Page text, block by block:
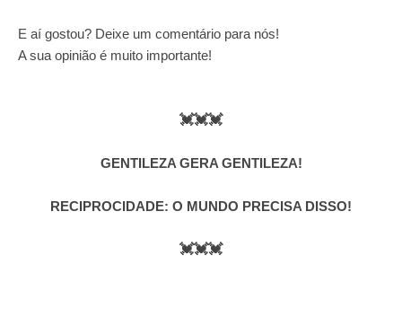
E aí gostou? Deixe um comentário para nós!
A sua opinião é muito importante!
💓💓💓
GENTILEZA GERA GENTILEZA!
RECIPROCIDADE: O MUNDO PRECISA DISSO!
💓💓💓